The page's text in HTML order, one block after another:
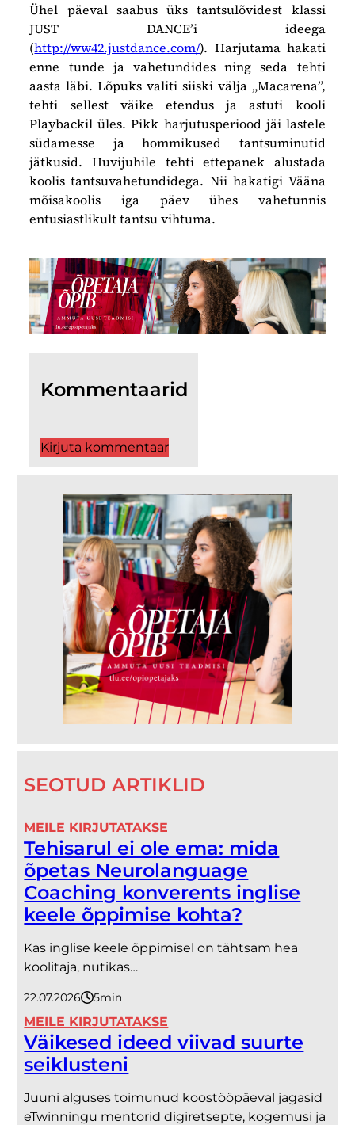
Ühel päeval saabus üks tantsulõvidest klassi
JUST DANCE’i ideega
(http://ww42.justdance.com/). Harjutama hakati
enne tunde ja vahetundides ning seda tehti
aasta läbi. Lõpuks valiti siiski välja „Macarena”,
tehti sellest väike etendus ja astuti kooli
Playbackil üles. Pikk harjutusperiood jäi lastele
südamesse ja hommikused tantsuminutid
jätkusid. Huvijuhile tehti ettepanek alustada
koolis tantsuvahetundidega. Nii hakatigi Vääna
mõisakoolis iga päev ühes vahetunnis
entusiastlikult tantsu vihtuma.
Kommentaarid
Kirjuta kommentaar
SEOTUD ARTIKLID
MEILE KIRJUTATAKSE
Tehisarul ei ole ema: mida
õpetas Neurolanguage
Coaching konverents inglise
keele õppimise kohta?
Kas inglise keele õppimisel on tähtsam hea
koolitaja, nutikas…
22.07.2026 5minutit
MEILE KIRJUTATAKSE
Väikesed ideed viivad suurte
seiklusteni
Juuni alguses toimunud koostööpäeval jagasid
eTwinningu mentorid digiretsepte, kogemusi ja